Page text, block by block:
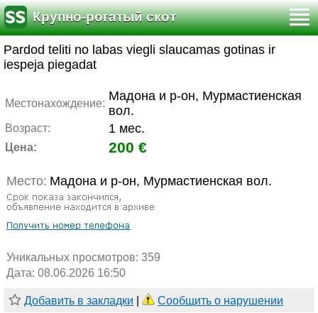
Крупно-рогатый скот
Pardod teliti no labas viegli slaucamas gotinas ir
iespeja piegadat
Местонахождение:
Мадона и р-он, Мурмастиенская
вол.
Возраст: 1 мес.
Цена: 200 €
Место: Мадона и р-он, Мурмастиенская вол.
Уникальных просмотров: 359
Дата: 08.06.2026 16:50
Добавить в закладки Сообщить о нарушении